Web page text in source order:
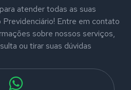
atender todas as suas
Entre em contato
sobre nossos serviços,
ou tirar suas dúvidas